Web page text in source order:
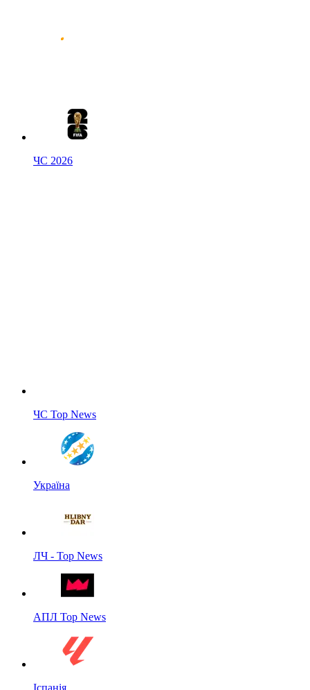
ЧС 2026
ЧС Top News
Україна
ЛЧ - Top News
АПЛ Top News
Іспанія